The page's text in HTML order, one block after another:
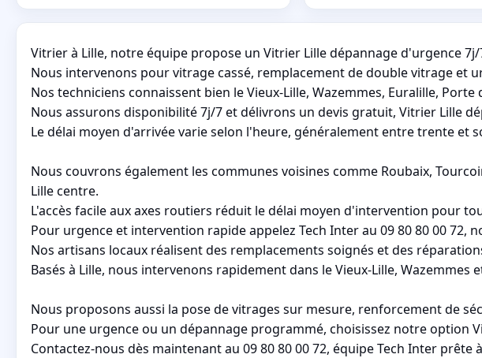
Vitrier à Lille, notre équipe propose un Vitrier Lille dépannage d'urgence
Nous intervenons pour vitrage cassé, remplacement de double vitrage et
Nos techniciens connaissent bien le Vieux-Lille, Wazemmes, Euralille, Porte
Nous assurons disponibilité 7j/7 et délivrons un devis gratuit, Vitrier Lille
Le délai moyen d'arrivée varie selon l'heure, généralement entre trente
Nous couvrons également les communes voisines comme Roubaix,
Lille centre.
L'accès facile aux axes routiers réduit le délai moyen d'intervention pour
Pour urgence et intervention rapide appelez Tech Inter au 09 80 80 00 72,
Nos artisans locaux réalisent des remplacements soignés et des
Basés à Lille, nous intervenons rapidement dans le Vieux-Lille, Wazemmes
Nous proposons aussi la pose de vitrages sur mesure, renforcement de
Pour une urgence ou un dépannage programmé, choisissez notre option
Contactez-nous dès maintenant au 09 80 80 00 72, équipe Tech Inter